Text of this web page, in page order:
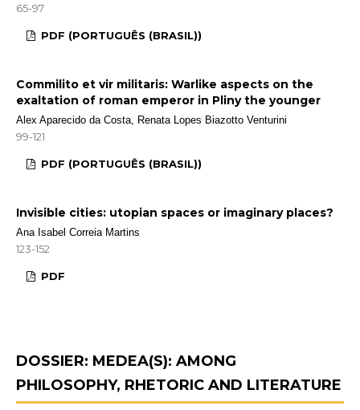
65-97
PDF (PORTUGUÊS (BRASIL))
Commilito et vir militaris: Warlike aspects on the
exaltation of roman emperor in Pliny the younger
Alex Aparecido da Costa, Renata Lopes Biazotto Venturini
99-121
PDF (PORTUGUÊS (BRASIL))
Invisible cities: utopian spaces or imaginary places?
Ana Isabel Correia Martins
123-152
PDF
DOSSIER: MEDEA(S): AMONG
PHILOSOPHY, RHETORIC AND LITERATURE